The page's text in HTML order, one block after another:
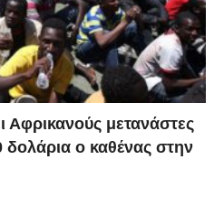
Αφρικανούς μετανάστες
δολάρια ο καθένας στην